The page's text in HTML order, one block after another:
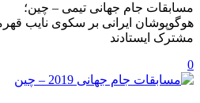
مسابقات جام جهانی تیمی – چین؛
هوگوپوشان ایرانی بر سکوی نایب
مشترک ایستادند
0